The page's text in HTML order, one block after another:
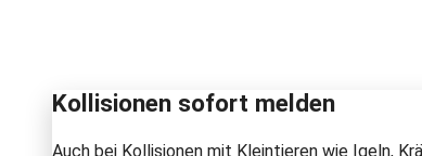
Kollisionen sofort melden
Auch bei Kollisionen mit Kleintieren wie Igeln,